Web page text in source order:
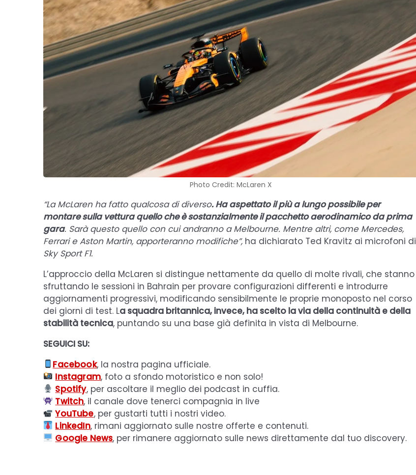
Photo Credit: McLaren X
“La McLaren ha fatto qualcosa di diverso. Ha aspettato il più a lungo possibile per
montare sulla vettura quello che è sostanzialmente il pacchetto aerodinamico da prima
gara. Sarà questo quello con cui andranno a Melbourne. Mentre altri, come Mercedes,
Ferrari e Aston Martin, apporteranno modifiche”, ha dichiarato Ted Kravitz ai microfoni di
Sky Sport F1.
L’approccio della McLaren si distingue nettamente da quello di molte rivali, che stanno
sfruttando le sessioni in Bahrain per provare configurazioni differenti e introdurre
aggiornamenti progressivi, modificando sensibilmente le proprie monoposto nel corso
dei giorni di test. La squadra britannica, invece, ha scelto la via della continuità e della
stabilità tecnica, puntando su una base già definita in vista di Melbourne.
SEGUICI SU:
Facebook, la nostra pagina ufficiale.
Instagram, foto a sfondo motoristico e non solo!
Spotify, per ascoltare il meglio dei podcast in cuffia.
Twitch, il canale dove tenerci compagnia in live
YouTube, per gustarti tutti i nostri video.
LinkedIn, rimani aggiornato sulle nostre offerte e contenuti.
Google News, per rimanere aggiornato sulle news direttamente dal tuo discovery.